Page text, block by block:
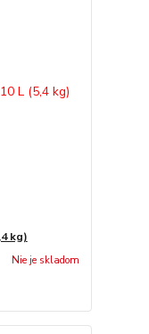
kg)
Nie je skladom